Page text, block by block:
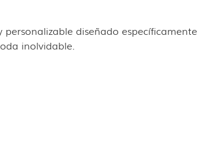
diseñado específicamente
inolvidable.